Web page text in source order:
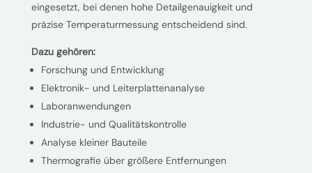
eingesetzt, bei denen hohe Detailgenauigkeit und
präzise Temperaturmessung entscheidend sind.
Dazu gehören:
Forschung und Entwicklung
Elektronik- und Leiterplattenanalyse
Laboranwendungen
Industrie- und Qualitätskontrolle
Analyse kleiner Bauteile
Thermografie über größere Entfernungen